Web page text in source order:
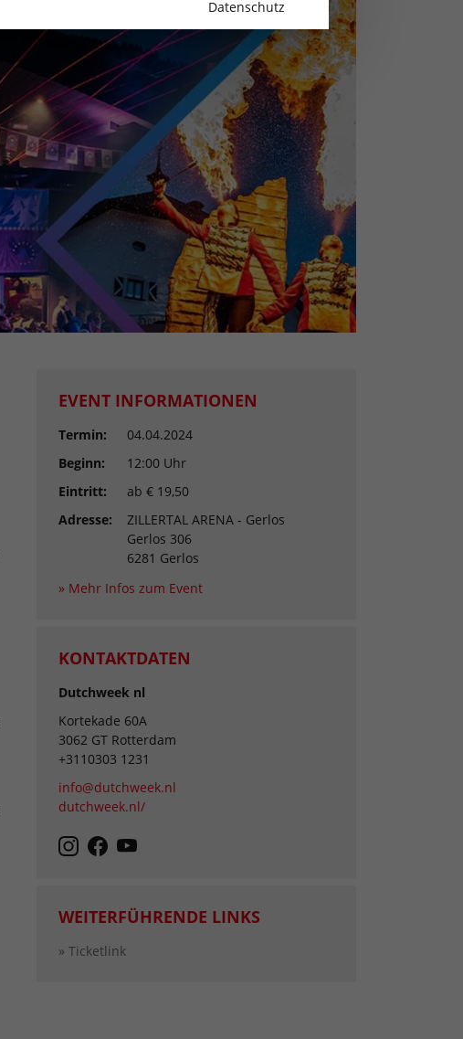
EVENT INFORMATIONEN
Termin:
04.04.2024
Beginn:
12:00 Uhr
Eintritt:
ab € 19,50
Adresse:
ZILLERTAL ARENA - Gerlos
Gerlos 306
6281 Gerlos
» Mehr Infos zum Event
KONTAKTDATEN
Dutchweek nl
Kortekade 60A
3062 GT Rotterdam
+3110303 1231
info@dutchweek.nl
dutchweek.nl/
WEITERFÜHRENDE LINKS
» Ticketlink
Datenschutz